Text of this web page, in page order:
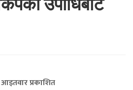
प्रकाशित